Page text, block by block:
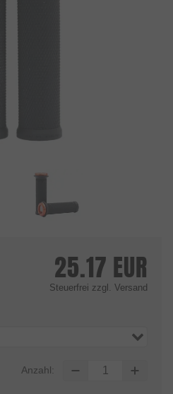
25.17 EUR
Steuerfrei zzgl. Versand
Anzahl: